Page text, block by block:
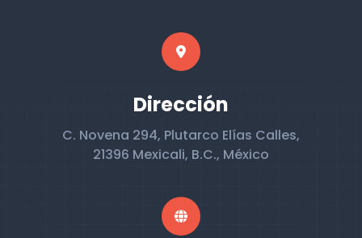
Dirección
C. Novena 294, Plutarco Elías Calles,
21396 Mexicali, B.C., México